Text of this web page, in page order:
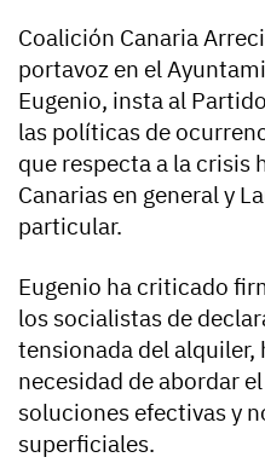
Coalición Canaria
portavoz en el
Eugenio, insta al
las políticas de
que respecta a la crisis
Canarias en general y
particular.
Eugenio ha criticado
los socialistas de
tensionada del alquiler,
necesidad de abordar
soluciones efectivas y
superficiales.